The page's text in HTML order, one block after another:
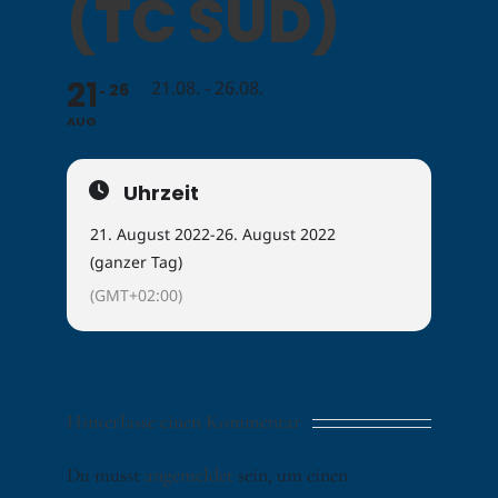
(TC SÜD)
21
AUG
26 21.08. - 26.08.
Uhrzeit
21. August 2022-26. August 2022
(ganzer Tag)
(GMT+02:00)
Hinterlasse einen Kommentar
Du musst angemeldet sein, um einen